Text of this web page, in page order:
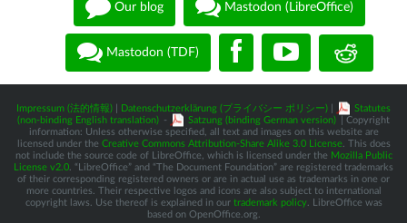
Our blog Mastodon (LibreOffice)
Mastodon (TDF)
Impressum (法的情報) Datenschutzerklärung (プライバシー ポリシー)
Statutes
(non-binding English translation) - Satzung (binding German version)
| Copyright
information: Unless otherwise specified, all text and images on this website are
licensed under the Creative Commons Attribution-Share Alike 3.0 License. This does
not include the source code of LibreOffice, which is licensed under the Mozilla Public
License v2.0 . “LibreOffice” and “The Document Foundation” are registered trademarks
of their corresponding registered owners or are in actual use as trademarks in one or
more countries. Their respective logos and icons are also subject to international
copyright laws. Use thereof is explained in our trademark policy. LibreOffice was
based on OpenOffice.org.